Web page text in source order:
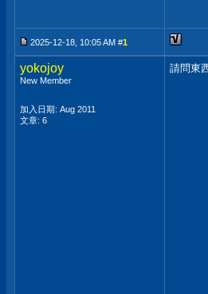
2025-12-18, 10:05 AM #1
yokojoy
New Member
加入日期: Aug 2011
文章: 6
請問東